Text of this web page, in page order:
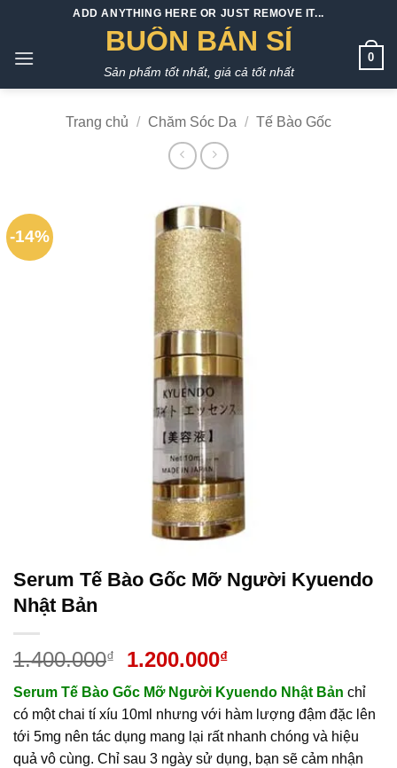
nội
ADD ANYTHING HERE OR JUST REMOVE IT...
BUÔN BÁN SỈ
Sản phẩm tốt nhất, giá cả tốt nhất
0
Trang chủ / Chăm Sóc Da / Tế Bào Gốc
-14%
Serum Tế Bào Gốc Mỡ Người Kyuendo
Nhật Bản
1.400.000₫
Giá
gốc
là:
1.400.000₫.
1.200.000₫Giá
tại
là:
1.200.000₫.
Serum Tế Bào Gốc Mỡ Người Kyuendo Nhật Bản chỉ
có một chai tí xíu 10ml nhưng với hàm lượng đậm đặc lên
tới 5mg nên tác dụng mang lại rất nhanh chóng và hiệu
quả vô cùng. Chỉ sau 3 ngày sử dụng, bạn sẽ cảm nhận